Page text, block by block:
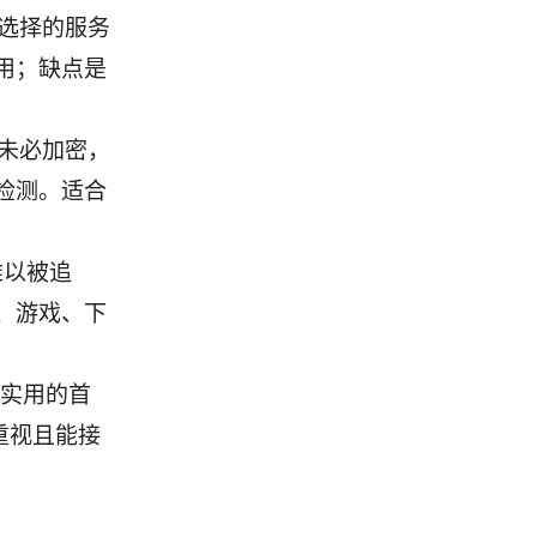
择的服务
；缺点是
必加密，
测。适合
被追
游戏、下
用的首
视且能接